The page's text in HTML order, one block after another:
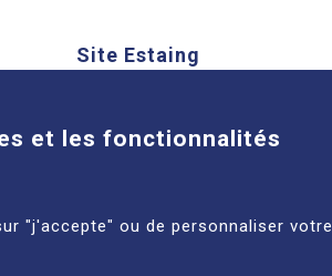
Site Estaing
et les fonctionnalités
"j'accepte" ou de personnaliser votre